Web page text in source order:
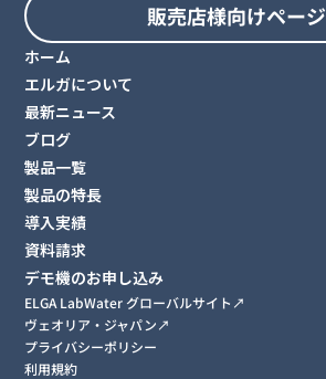
販売店様向けページ
ホーム
エルガについて
最新ニュース
ブログ
製品一覧
製品の特長
導入実績
資料請求
デモ機のお申し込み
ELGA LabWater グローバルサイト↗︎
ヴェオリア・ジャパン↗︎
プライバシーポリシー
利用規約